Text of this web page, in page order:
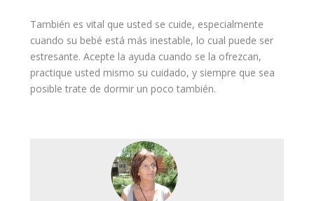
También es vital que usted se cuide, especialmente
cuando su bebé está más inestable, lo cual puede ser
estresante. Acepte la ayuda cuando se la ofrezcan,
practique usted mismo su cuidado, y siempre que sea
posible trate de dormirun poco también.